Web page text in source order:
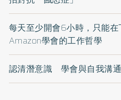
每天至少開會6小時，只能
Amazon學會的工作哲學
認清潛意識 學會與自我溝通